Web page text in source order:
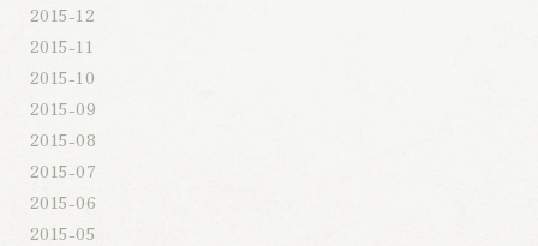
2015-12
2015-11
2015-10
2015-09
2015-08
2015-07
2015-06
2015-05